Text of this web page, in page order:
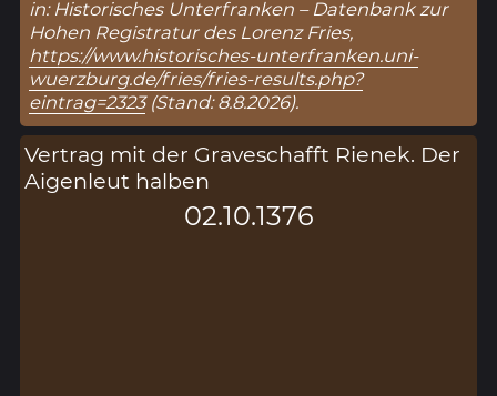
in: Historisches Unterfranken – Datenbank zur
Hohen Registratur des Lorenz Fries,
https://www.historisches-unterfranken.uni-
wuerzburg.de/fries/fries-results.php?
eintrag=2323(Stand: 8.8.2026).
Vertrag mit der Graveschafft Rienek. Der
Aigenleut halben
02.10.1376